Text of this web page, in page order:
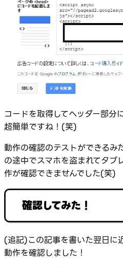
コードを取得してヘッダー部
超簡単ですね！(笑)
動作の確認のテストができるみ
の途中でスマホを盗まれてタブ
作が確認できませんでした(笑)
確認してみた！
(追記)この記事を書いた翌日に
動作を確認しました！